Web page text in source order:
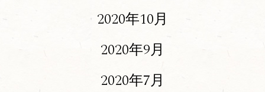
2020年10月
2020年9月
2020年7月